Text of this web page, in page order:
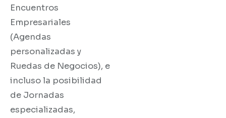
Encuentros
Empresariales
(Agendas
personalizadas y
Ruedas de Negocios), e
incluso la posibilidad
de Jornadas
especializadas,